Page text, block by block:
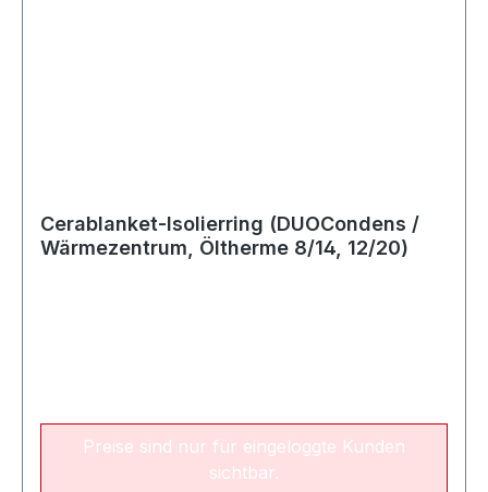
Cerablanket-Isolierring (DUOCondens /
Wärmezentrum, Öltherme 8/14, 12/20)
Preise sind nur für eingeloggte Kunden
sichtbar.